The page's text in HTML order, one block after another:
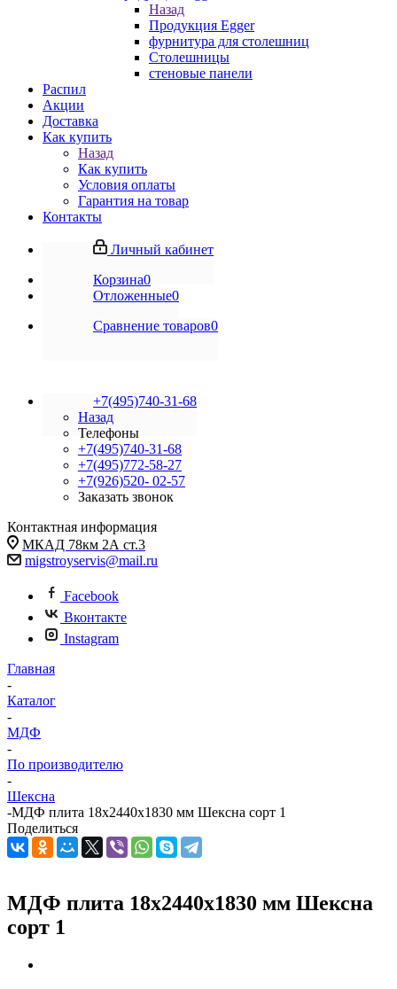
Назад
Продукция Egger
фурнитура для столешниц
Столешницы
стеновые панели
Распил
Акции
Доставка
Как купить
Назад
Как купить
Условия оплаты
Гарантия на товар
Контакты
Личный кабинет
Корзина0
Отложенные0
Сравнение товаров0
+7(495)740-31-68
Назад
Телефоны
+7(495)740-31-68
+7(495)772-58-27
+7(926)520- 02-57
Заказать звонок
Контактная информация
МКАД 78км 2А ст.3
migstroyservis@mail.ru
Facebook
Вконтакте
Instagram
Главная
-
Каталог
-
МДФ
-
По производителю
-
Шексна
-МДФ плита 18х2440х1830 мм Шексна сорт 1
Поделиться
МДФ плита 18х2440х1830 мм Шексна
сорт 1